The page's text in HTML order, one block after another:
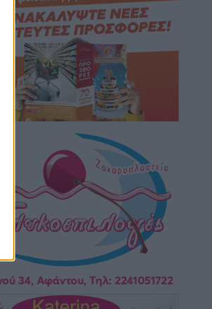
– Χατζηλαζάρου – Προχωρά
ξενοδοχείο στην Κω
Ειδήσεις• πριν 8 ώρες
μπήκε παράνομα σε
στο Μαστιχάρι –
όχημα με μητέρα και
πριν 8 ώρες
Ευρώπη αντιμετώπιζε το
σαν ταινία τρόμου” – Η
μαρτυρία της Χαρούλας
στον RV για τα γεγονότα που
στο Σύμφωνο της Λέρου
Ειδήσεις• πριν 8 ώρες
με τον Γιάννη Κότσιρα στις